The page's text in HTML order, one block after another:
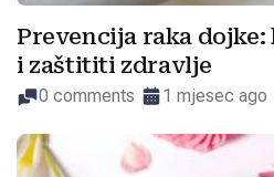
Prevencija raka
i zaštititi zdravlje
0 comments 1 mjesec ago